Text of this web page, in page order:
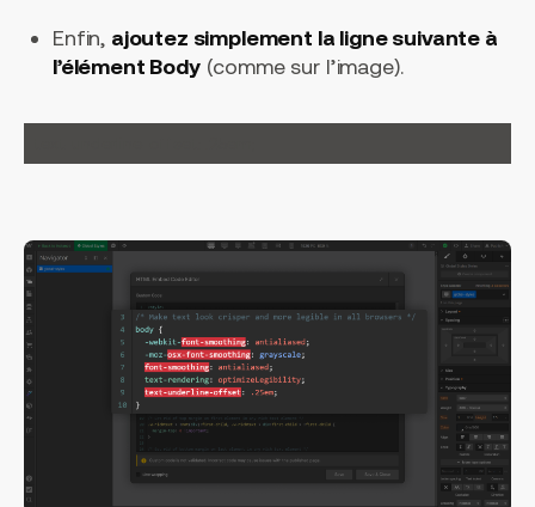
Enfin, ajoutez simplement la ligne suivante à
l’élément Body(comme sur l’image).